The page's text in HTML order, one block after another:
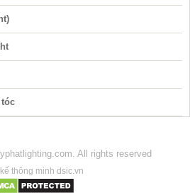
All rights reserved
thông minh dsic.vn